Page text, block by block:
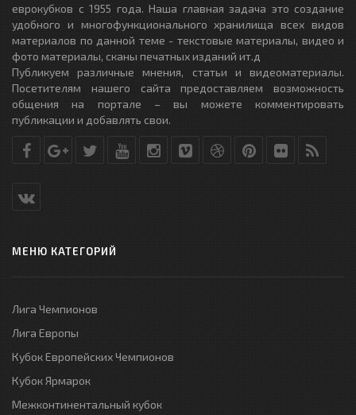
еврокубков с 1955 года. Наша главная задача это создание
удобного и многофункционального хранилища всех видов
материалов по данной теме - текстовые материалы, видео и
фото материалы, сканы печатных изданий ит.д
Публикуем различные мнения, статьи и видеоматериалы.
Посетителям нашего сайта предоставляем возможность
общения на портале – вы можете комментировать
публикации и добавлять свои.
МЕНЮ КАТЕГОРИЙ
Лига Чемпионов
Лига Европы
Кубок Европейских Чемпионов
Кубок Ярмарок
Межконтинентальный кубок